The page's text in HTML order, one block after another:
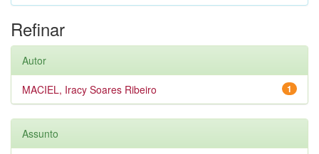
Refinar
Autor
1
MACIEL, Iracy Soares Ribeiro
Assunto